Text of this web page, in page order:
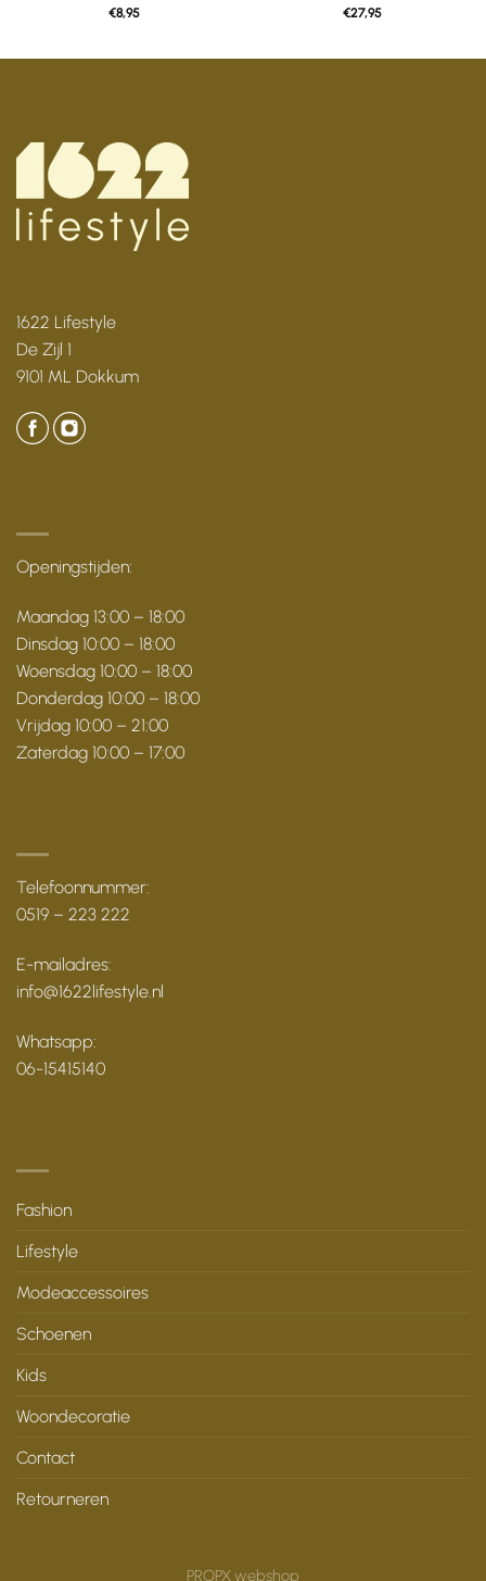
€8,95 €27,95
1622 Lifestyle
De Zijl 1
9101 ML Dokkum
Openingstijden:
Maandag 13:00 – 18:00
Dinsdag 10:00 – 18:00
Woensdag 10:00 – 18:00
Donderdag 10:00 – 18:00
Vrijdag 10:00 – 21:00
Zaterdag 10:00 – 17:00
Telefoonnummer:
0519 – 223 222
E-mailadres:
info@1622lifestyle.nl
Whatsapp:
06-15415140
Fashion
Lifestyle
Modeaccessoires
Schoenen
Kids
Woondecoratie
Contact
Retourneren
PROPX webshop